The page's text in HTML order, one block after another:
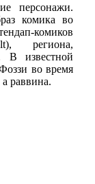
персонажи.
комика во
комиков
региона,
В известной
во время
раввина.